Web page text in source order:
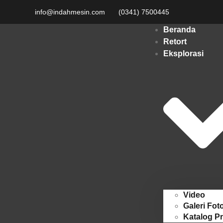
info@indahmesin.com (0341) 7500445
Beranda
Retort
Eksplorasi
Video
Galeri
Katalog